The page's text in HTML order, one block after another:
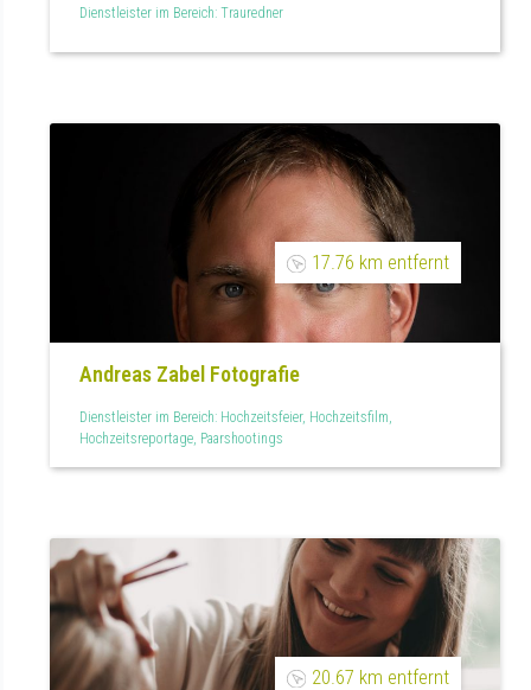
Dienstleister im Bereich: Trauredner
17.76 km entfernt
Andreas Zabel Fotografie
Dienstleister im Bereich: Hochzeitsfeier, Hochzeitsfilm,
Hochzeitsreportage, Paarshootings
20.67 km entfernt